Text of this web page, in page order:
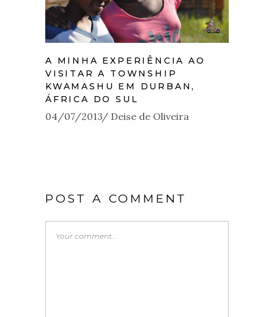
A MINHA EXPERIÊNCIA AO
VISITAR A TOWNSHIP
KWAMASHU EM DURBAN,
ÁFRICA DO SUL
04/07/2013 Deise de Oliveira
POST A COMMENT